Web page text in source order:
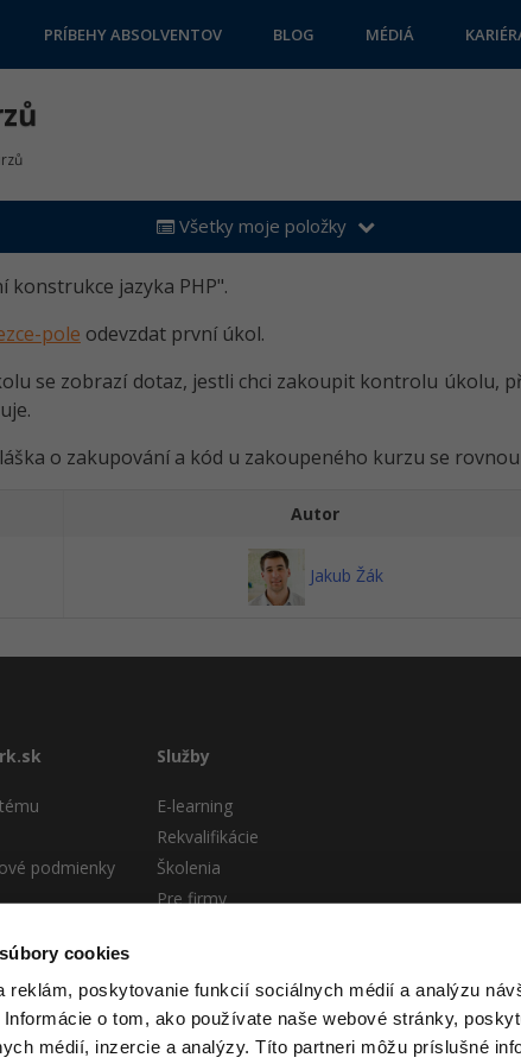
cookies
reklám, poskytovanie funkcií sociálnych médií a analýzu
o tom, ako používate naše webové stránky,
médií, inzercie a analýzy. Títo partneri môžu príslušné
PRÍBEHY ABSOLVENTOV BLOG MÉDIÁ
Všetky moje položky
konstrukce jazyka PHP".
pole odevzdat první úkol.
se zobrazí dotaz, jestli chci zakoupit kontrolu úkolu,
o zakupování a kód u zakoupeného kurzu se
Autor
Jakub Žák
podmienky
Služby
E-learning
Rekvalifikácie
Školenia
Pre firmy